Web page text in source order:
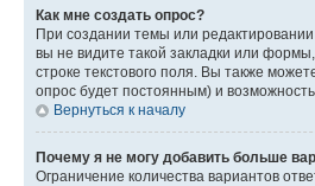
Как мне создать опрос?
При создании темы или
вы не видите такой закладки или
строке текстового поля. Вы также
опрос будет постоянным) и
Вернуться к началу
Почему я не могу добавить больше
Ограничение количества вариантов